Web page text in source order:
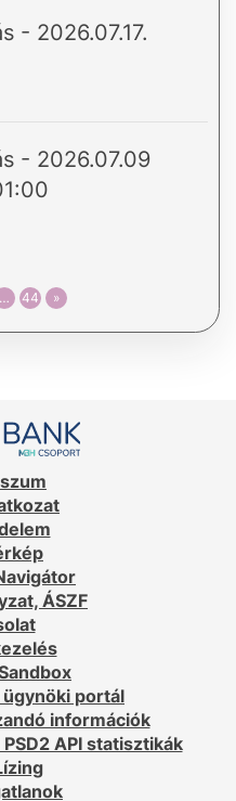
- 2026.07.17.
- 2026.07.09
… 44 »
ÁSZF
ügynöki portál
információk
API statisztikák